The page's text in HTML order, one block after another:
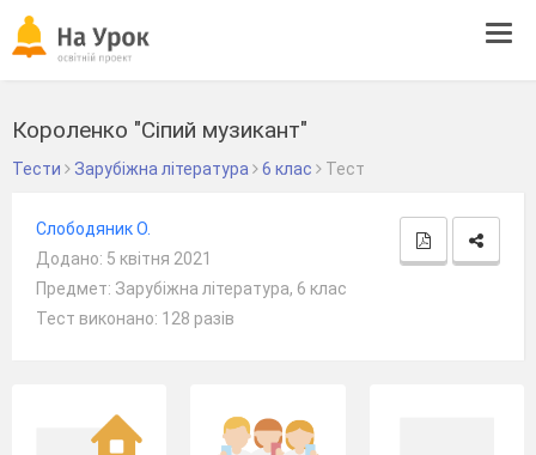
Короленко "Сіпий музикант"
Тести Зарубіжна література 6 клас Тест
Слободяник О.
Додано: 5 квітня 2021
Предмет: Зарубіжна література, 6 клас
Тест виконано: 128 разів